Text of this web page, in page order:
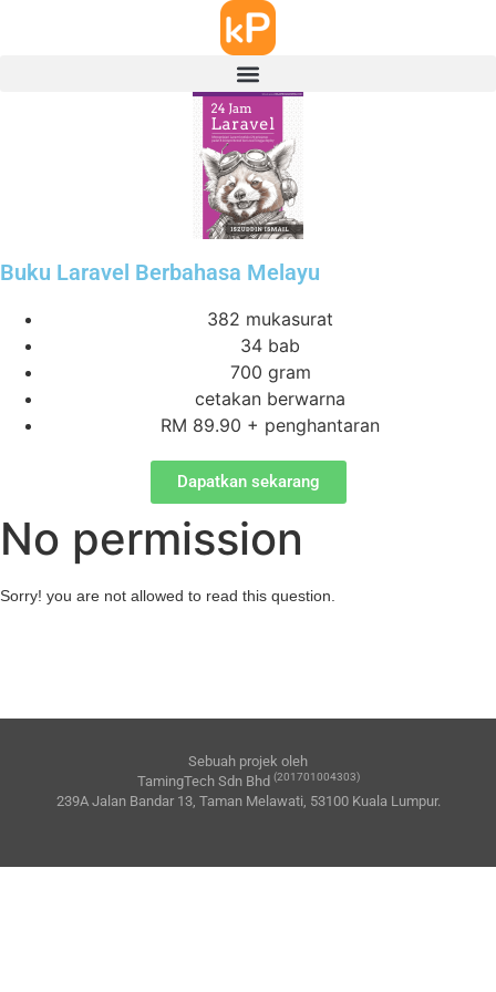
Buku Laravel Berbahasa Melayu
382 mukasurat
34 bab
700 gram
cetakan berwarna
RM 89.90 + penghantaran
Dapatkan sekarang
No permission
Sorry! you are not allowed to read this question.
Sebuah projek oleh
TamingTech Sdn Bhd (201701004303)
239A Jalan Bandar 13, Taman Melawati, 53100 Kuala Lumpur.